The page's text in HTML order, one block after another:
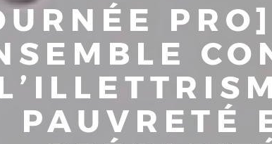
PAUVRETÉ